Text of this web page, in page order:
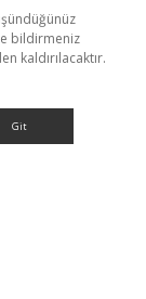
bildirmeniz
kaldırılacaktır.